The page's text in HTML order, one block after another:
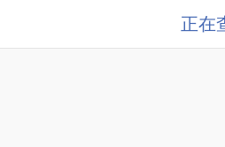
正在